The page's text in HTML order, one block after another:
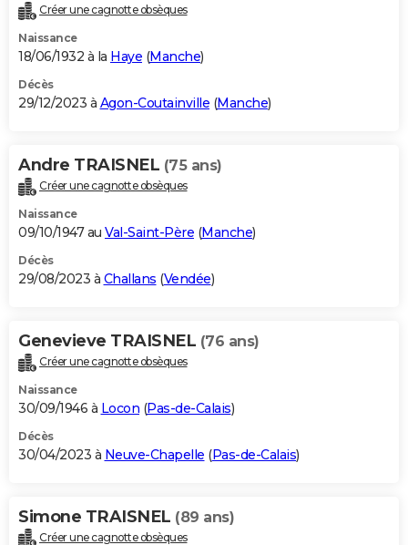
Créer une cagnotte obsèques
Naissance
18/06/1932 à la Haye (Manche)
Décès
29/12/2023 à Agon-Coutainville (Manche)
Andre TRAISNEL (75 ans)
Créer une cagnotte obsèques
Naissance
09/10/1947 au Val-Saint-Père (Manche)
Décès
29/08/2023 à Challans (Vendée)
Genevieve TRAISNEL (76 ans)
Créer une cagnotte obsèques
Naissance
30/09/1946 à Locon (Pas-de-Calais)
Décès
30/04/2023 à Neuve-Chapelle (Pas-de-Calais)
Simone TRAISNEL (89 ans)
Créer une cagnotte obsèques